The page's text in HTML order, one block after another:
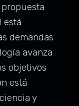
está
demandas
avanza
objetivos
está
y